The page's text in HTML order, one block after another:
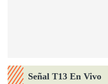
Señal T13 En Vivo